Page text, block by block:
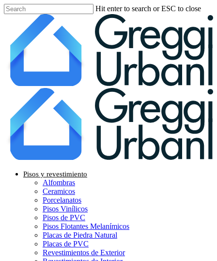
Skip
to
content
Hit enter to search or ESC to close
Menu Pisos y revestimiento
Alfombras
Ceramicos
Porcelanatos
Pisos Vinílicos
Pisos de PVC
Pisos Flotantes Melanímicos
Placas de Piedra Natural
Placas de PVC
Revestimientos de Exterior